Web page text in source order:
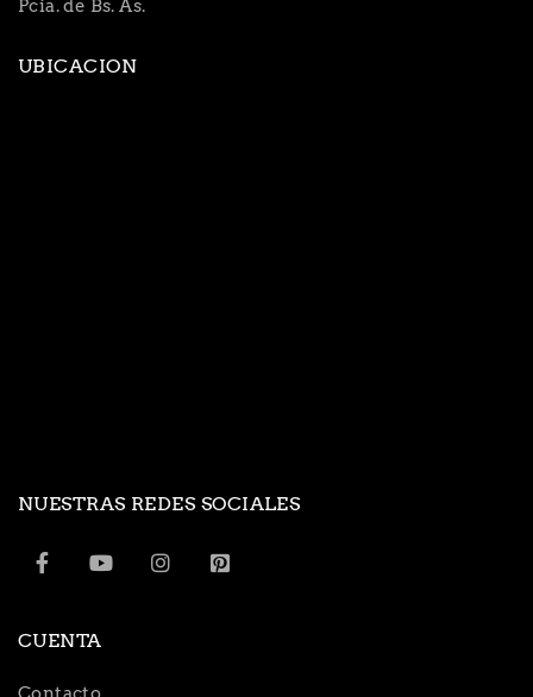
Pcia. de Bs. As.
UBICACION
NUESTRAS REDES SOCIALES
CUENTA